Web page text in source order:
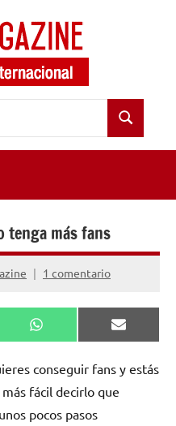
Buscar
tenga más fans
1 comentario
Compartir
en
WhatsApp
en
Email
conseguir fans y estás
fácil decirlo que
pocos pasos